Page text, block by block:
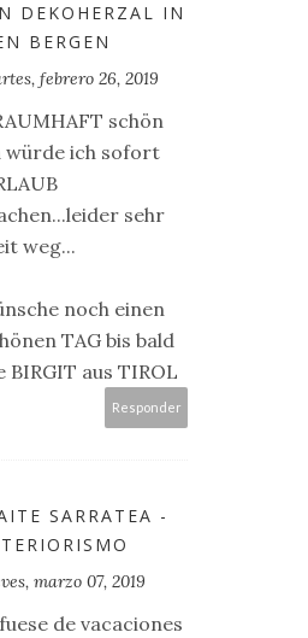
DEKOHERZAL IN
BERGEN
febrero 26, 2019
schön
würde ich sofort
sehr
weg...
noch einen
TAG bis bald
BIRGIT aus TIROL
Responder
SARRATEA -
marzo 07, 2019
de vacaciones